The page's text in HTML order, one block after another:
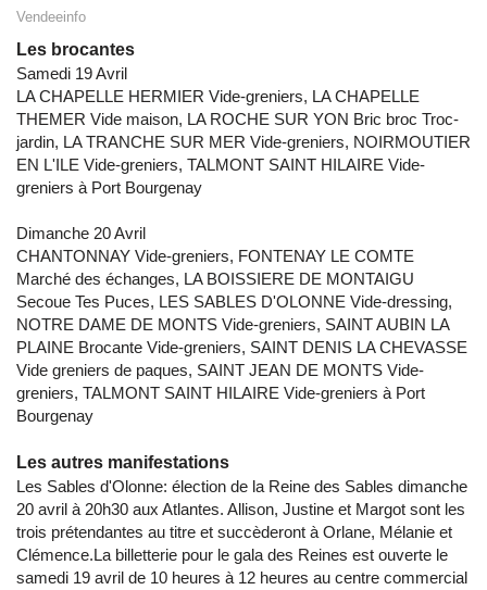
Vendeeinfo
Les brocantes
Samedi 19 Avril
LA CHAPELLE HERMIER Vide-greniers, LA CHAPELLE
THEMER Vide maison, LA ROCHE SUR YON Bric broc Troc-
jardin, LA TRANCHE SUR MER Vide-greniers, NOIRMOUTIER
EN L'ILE Vide-greniers, TALMONT SAINT HILAIRE Vide-
greniers à Port Bourgenay
Dimanche 20 Avril
CHANTONNAY Vide-greniers, FONTENAY LE COMTE
Marché des échanges, LA BOISSIERE DE MONTAIGU
Secoue Tes Puces, LES SABLES D'OLONNE Vide-dressing,
NOTRE DAME DE MONTS Vide-greniers, SAINT AUBIN LA
PLAINE Brocante Vide-greniers, SAINT DENIS LA CHEVASSE
Vide greniers de paques, SAINT JEAN DE MONTS Vide-
greniers, TALMONT SAINT HILAIRE Vide-greniers à Port
Bourgenay
Les autres manifestations
Les Sables d'Olonne: élection de la Reine des Sables dimanche
20 avril à 20h30 aux Atlantes. Allison, Justine et Margot sont les
trois prétendantes au titre et succèderont à Orlane, Mélanie et
Clémence.La billetterie pour le gala des Reines est ouverte le
samedi 19 avril de 10 heures à 12 heures au centre commercial